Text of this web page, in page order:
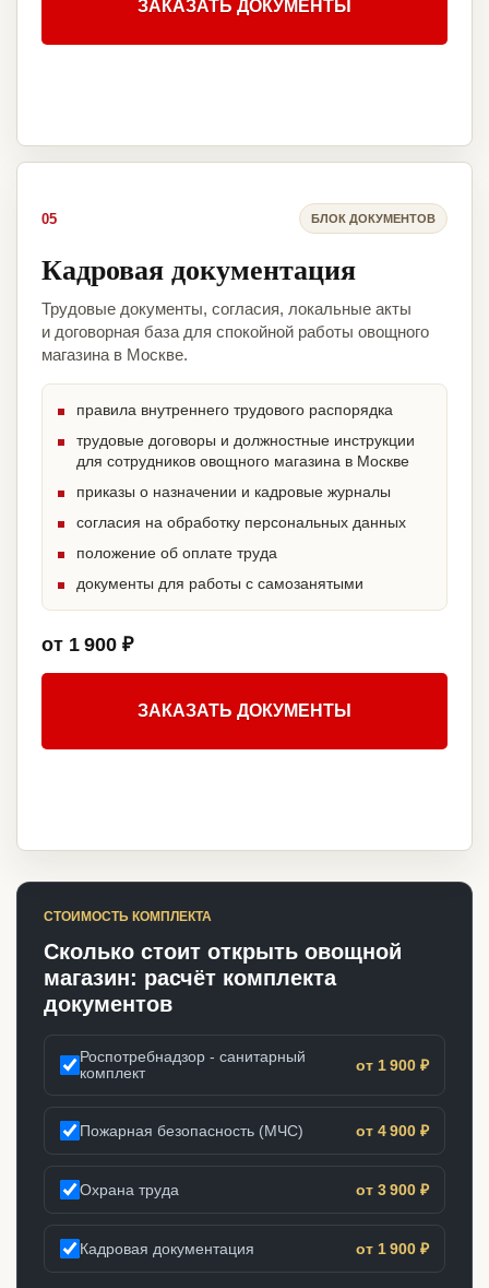
ЗАКАЗАТЬ ДОКУМЕНТЫ
05 БЛОК ДОКУМЕНТОВ
Кадровая документация
Трудовые документы, согласия, локальные акты
и договорная база для спокойной работы овощного
магазина в Москве.
правила внутреннего трудового распорядка
трудовые договоры и должностные инструкции
для сотрудников овощного магазина в Москве
приказы о назначении и кадровые журналы
согласия на обработку персональных данных
положение об оплате труда
документы для работы с самозанятыми
от 1 900 ₽
ЗАКАЗАТЬ ДОКУМЕНТЫ
СТОИМОСТЬ КОМПЛЕКТА
Сколько стоит открыть овощной
магазин: расчёт комплекта
документов
Роспотребнадзор - санитарный
комплект
от 1 900 ₽
Пожарная безопасность (МЧС) от 4 900 ₽
Охрана труда от 3 900 ₽
Кадровая документация от 1 900 ₽